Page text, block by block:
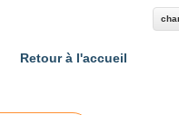
Retour à l'accueil